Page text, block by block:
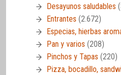
Desayunos saludables
Entrantes (2.672)
Especias, hierbas
Pan y varios (208)
Pinchos y Tapas (220)
Pizza, bocadillo,